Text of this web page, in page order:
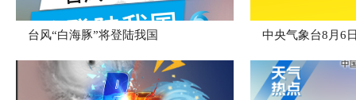
台风“白海豚”将登陆我国